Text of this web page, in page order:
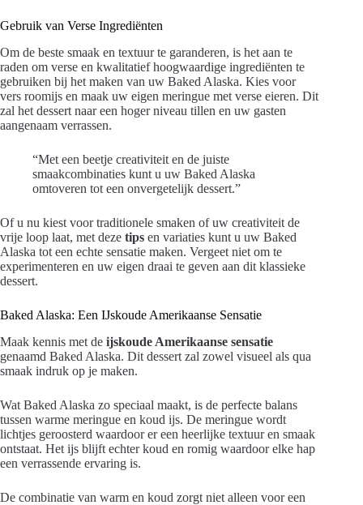
Gebruik van Verse Ingrediënten
Om de beste smaak en textuur te garanderen, is het aan te
raden om verse en kwalitatief hoogwaardige ingrediënten te
gebruiken bij het maken van uw Baked Alaska. Kies voor
vers roomijs en maak uw eigen meringue met verse eieren. Dit
zal het dessert naar een hoger niveau tillen en uw gasten
aangenaam verrassen.
“Met een beetje creativiteit en de juiste
smaakcombinaties kunt u uw Baked Alaska
omtoveren tot een onvergetelijk dessert.”
Of u nu kiest voor traditionele smaken of uw creativiteit de
vrije loop laat, met deze tips en variaties kunt u uw Baked
Alaska tot een echte sensatie maken. Vergeet niet om te
experimenteren en uw eigen draai te geven aan dit klassieke
dessert.
Baked Alaska: Een IJskoude Amerikaanse Sensatie
Maak kennis met de ijskoude Amerikaanse sensatie
genaamd Baked Alaska. Dit dessert zal zowel visueel als qua
smaak indruk op je maken.
Wat Baked Alaska zo speciaal maakt, is de perfecte balans
tussen warme meringue en koud ijs. De meringue wordt
lichtjes geroosterd waardoor er een heerlijke textuur en smaak
ontstaat. Het ijs blijft echter koud en romig waardoor elke hap
een verrassende ervaring is.
De combinatie van warm en koud zorgt niet alleen voor een